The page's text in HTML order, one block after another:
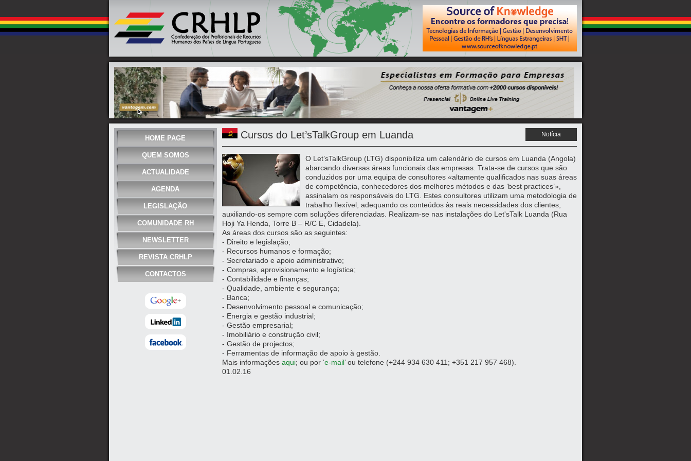
HOME PAGE
QUEM SOMOS
ACTUALIDADE
AGENDA
LEGISLAÇÃO
COMUNIDADE RH
NEWSLETTER
REVISTA CRHLP
CONTACTOS
Cursos do Let’sTalkGroup em Luanda Notícia
O Let’sTalkGroup (LTG) disponibiliza um calendário de cursos em Luanda (Angola)
abarcando diversas áreas funcionais das empresas. Trata-se de cursos que são
conduzidos por uma equipa de consultores «altamente qualificados nas suas áreas
de competência, conhecedores dos melhores métodos e das ‘best practices’»,
assinalam os responsáveis do LTG. Estes consultores utilizam uma metodologia de
trabalho flexível, adequando os conteúdos às reais necessidades dos clientes,
auxiliando-os sempre com soluções diferenciadas. Realizam-se nas instalações do Let'sTalk Luanda (Rua
Hoji Ya Henda, Torre B – R/C E, Cidadela).
As áreas dos cursos são as seguintes:
- Direito e legislação;
- Recursos humanos e formação;
- Secretariado e apoio administrativo;
- Compras, aprovisionamento e logística;
- Contabilidade e finanças;
- Qualidade, ambiente e segurança;
- Banca;
- Desenvolvimento pessoal e comunicação;
- Energia e gestão industrial;
- Gestão empresarial;
- Imobiliário e construção civil;
- Gestão de projectos;
- Ferramentas de informação de apoio à gestão.
Mais informações aqui; ou por ‘e-mail’ ou telefone (+244 934 630 411; +351 217 957 468).
01.02.16